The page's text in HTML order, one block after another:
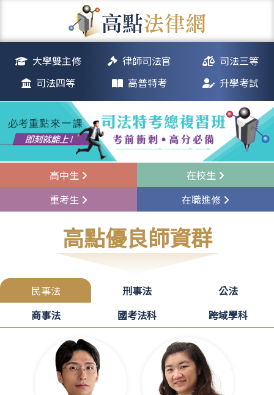
大學雙主修 律師司法官
司法三等
司法四等
高普特考 升學考試
高中生
在校生
重考生
在職進修
高點優良師資群
民事法 刑事法
公法
商事法
國考法科 跨域學科